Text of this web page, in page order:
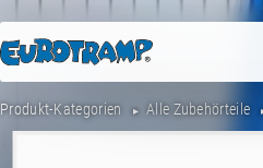
Produkt-Kategorien Alle Zubehörteile